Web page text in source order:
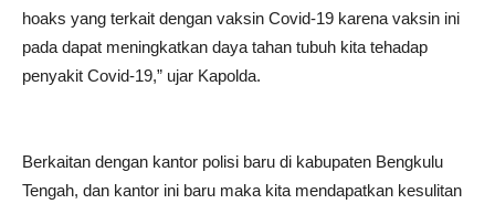
hoaks yang terkait dengan vaksin Covid-19 karena vaksin ini
pada dapat meningkatkan daya tahan tubuh kita tehadap
penyakit Covid-19,” ujar Kapolda.
Berkaitan dengan kantor polisi baru di kabupaten Bengkulu
Tengah, dan kantor ini baru maka kita mendapatkan kesulitan